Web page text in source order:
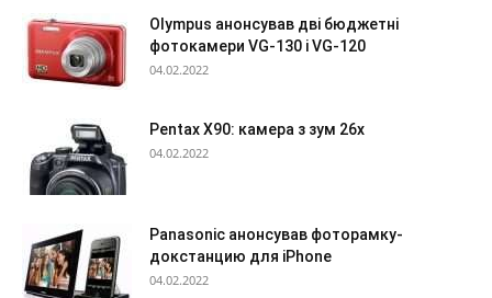
Olympus анонсував дві бюджетні
фотокамери VG-130 і VG-120
04.02.2022
Pentax X90: камера з зум 26х
04.02.2022
Panasonic анонсував фоторамку-
докстанцию для iPhone
04.02.2022